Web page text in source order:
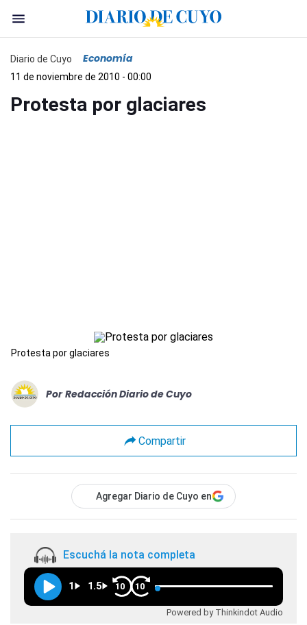
Diario de Cuyo Economía
11 de noviembre de 2010 - 00:00
Protesta por glaciares
Protesta por glaciares
Por Redacción Diario de Cuyo
Compartir
Agregar Diario de Cuyo en
Escuchá la nota completa
1 1.5 10 10
Powered by Thinkindot Audio